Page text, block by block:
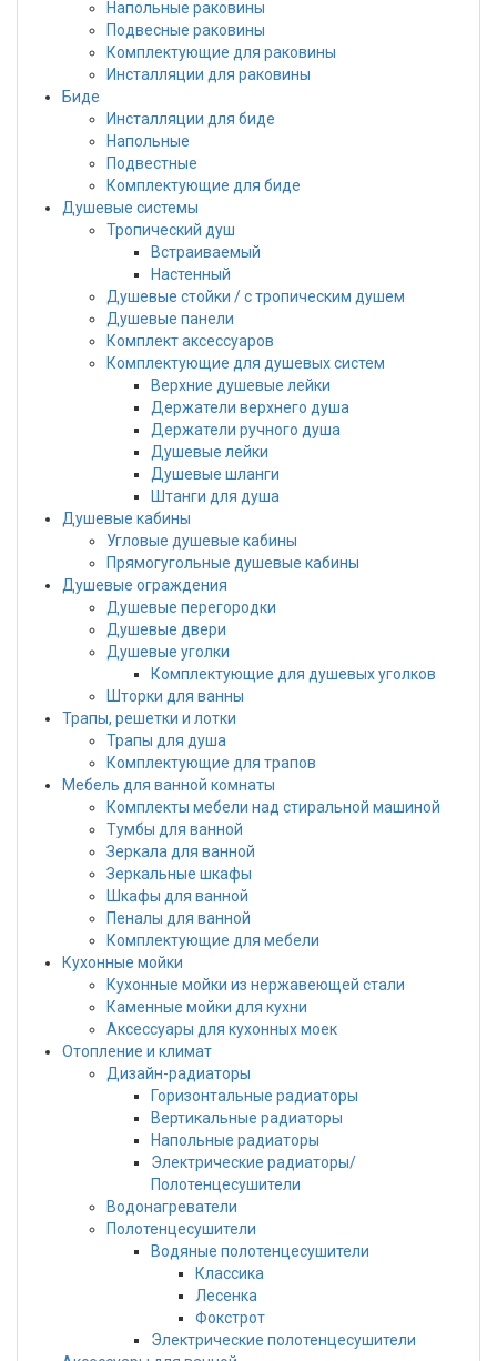
Напольные раковины
Подвесные раковины
Комплектующие для раковины
Инсталляции для раковины
Биде
Инсталляции для биде
Напольные
Подвестные
Комплектующие для биде
Душевые системы
Тропический душ
Встраиваемый
Настенный
Душевые стойки / с тропическим душем
Душевые панели
Комплект аксессуаров
Комплектующие для душевых систем
Верхние душевые лейки
Держатели верхнего душа
Держатели ручного душа
Душевые лейки
Душевые шланги
Штанги для душа
Душевые кабины
Угловые душевые кабины
Прямогугольные душевые кабины
Душевые ограждения
Душевые перегородки
Душевые двери
Душевые уголки
Комплектующие для душевых уголков
Шторки для ванны
Трапы, решетки и лотки
Трапы для душа
Комплектующие для трапов
Мебель для ванной комнаты
Комплекты мебели над стиральной машиной
Тумбы для ванной
Зеркала для ванной
Зеркальные шкафы
Шкафы для ванной
Пеналы для ванной
Комплектующие для мебели
Кухонные мойки
Кухонные мойки из нержавеющей стали
Каменные мойки для кухни
Аксессуары для кухонных моек
Отопление и климат
Дизайн-радиаторы
Горизонтальные радиаторы
Вертикальные радиаторы
Напольные радиаторы
Электрические радиаторы/
Полотенцесушители
Водонагреватели
Полотенцесушители
Водяные полотенцесушители
Классика
Лесенка
Фокстрот
Электрические полотенцесушители